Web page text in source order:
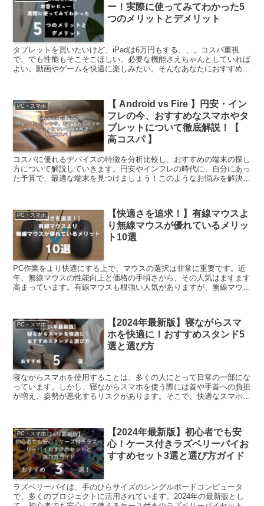
ー！実際に使ってみてわかった5
つのメリットとデメリット
タブレットを買いたいけど、iPadは6万円もする、、。コスパ重視
で、でも性能もそこそこほしい。必要な機能さえちゃんとしていれば
よい。動画やゲームを快適に楽しみたい。そんなあなたにおすすめの
PC・スマホ
【 Android vs Fire 】円安・イン
フレの今、おすすめなスマホやタ
ブレットについて徹底解説！【
高コスパ 】
コスパに優れるデバイスの特徴を分析比較し、おすすめの端末の探し
方について解説していきます。円安やインフレの時代に、自分にあっ
た予算で、最適な端末を見つけましょう！このようなお悩みを解決し
PC・スマホ
【快適さを追求！】有線マウスよ
り無線マウスが優れているメリッ
ト10選
PC作業をより快適にする上で、マウスの選択は非常に重要です。近
年、無線マウスの性能向上と価格の手頃さから、その人気はますます
高まっています。有線マウスも根強い人気がありますが、無線マウス
PC・スマホ
【2024年最新版】寝ながらスマ
ホを快適に！おすすめスタンド5
選と選び方
寝ながらスマホを使用することは、多くの人にとって日常の一部にな
っています。しかし、寝ながらスマホを使う際には首や手首への負担
が増え、姿勢が悪化するリスクがあります。そこで、快適なスマホ利
PC・スマホ
【2024年最新版】初心者でも安
心！ケース付きラズベリーパイお
すすめセット3選と選び方ガイド
ラズベリーパイは、手のひらサイズのシングルボードコンピュータ
で、多くのプロジェクトに活用されています。2024年の最新版とし